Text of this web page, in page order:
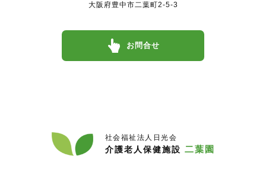
大阪府豊中市二葉町2-5-3
お問合せ
社会福祉法人日光会
介護老人保健施設 二葉園